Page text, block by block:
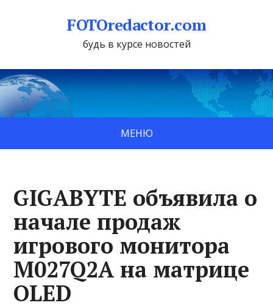
FOTOredactor.com
будь в курсе новостей
МЕНЮ
GIGABYTE объявила о
начале продаж
игрового монитора
M027Q2A на матрице
OLED